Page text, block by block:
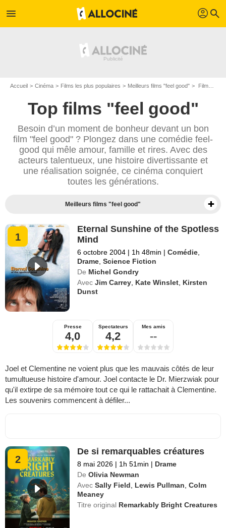
menu profil search
Accueil Cinéma Films les plus populaires Meilleurs films "feel good" Films pour se sentir bien les plus populaires
Top films "feel good"
Besoin d’un moment de bonheur devant un bon
film "feel good" ? Plongez dans une comédie feel-
good qui mêle amour, famille et rires. Avec des
acteurs talentueux, une histoire divertissante et
une réalisation soignée, ce cinéma conquiert
toutes les générations.
Meilleurs films "feel good"
1
Eternal Sunshine of the Spotless
Mind
6 octobre 2004 | 1h 48min | Comédie
Drame ,Science Fiction
De Michel Gondry
Avec Jim Carrey Kate Winslet Kirsten
Dunst
Presse
4,0
Spectateurs
4,2
Mes amis
--
Joel et Clementine ne voient plus que les mauvais côtés de leur
tumultueuse histoire d'amour. Joel contacte le Dr. Mierzwiak pour
qu'il extirpe de sa mémoire tout ce qui le rattachait à Clementine.
Les souvenirs commencent à défiler...
2
De si remarquables créatures
8 mai 2026 | 1h 51min | Drame
De Olivia Newman
Avec Sally Field Lewis Pullman ,Colm
Meaney
Titre original Remarkably Bright Creatures